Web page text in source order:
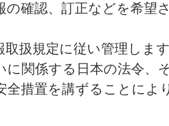
の確認、訂正などを希
扱規定に従い管理します
関係する日本の法令、
措置を講ずることによ